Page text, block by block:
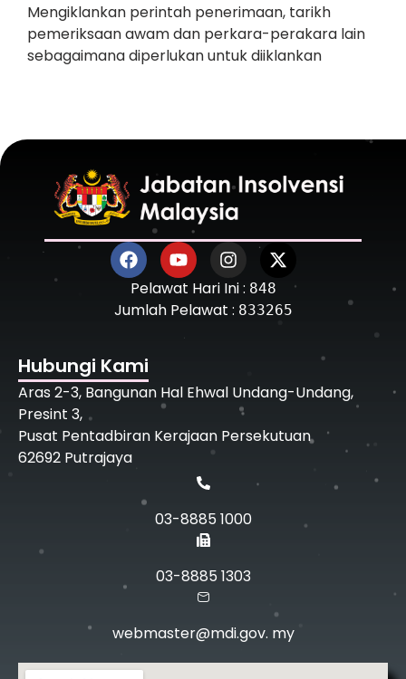
Mengiklankan perintah penerimaan, tarikh
pemeriksaan awam dan perkara-perakara lain
sebagaimana diperlukan untuk diiklankan
Pelawat Hari Ini : 848
Jumlah Pelawat : 833265
Hubungi Kami
Aras 2-3, Bangunan Hal Ehwal Undang-Undang,
Presint 3,
Pusat Pentadbiran Kerajaan Persekutuan
62692 Putrajaya
03-8885 1000
03-8885 1303
webmaster@mdi.gov. my